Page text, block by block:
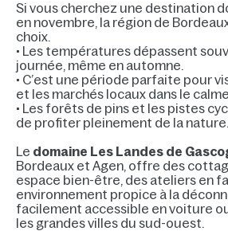
Si vous cherchez une destination
en novembre, la région de
choix.
• Les températures dépassent
journée, même en automne.
• C’est une période parfaite pour
et les marchés locaux dans le
• Les forêts de pins et les pistes
de profiter pleinement de la nature.
Le domaine Les Landes de
Bordeaux et Agen, offre des
espace bien-être, des ateliers en
environnement propice à la
facilement accessible en voiture
les grandes villes du sud-ouest.